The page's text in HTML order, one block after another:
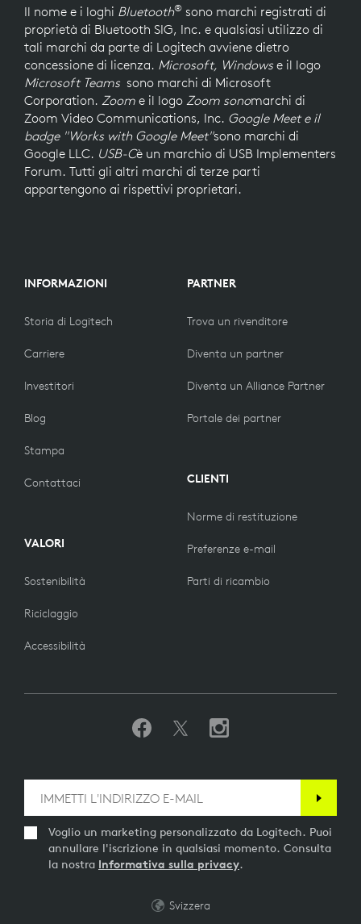
Il nome e i loghi Bluetooth® sono marchi registrati di
proprietà di Bluetooth SIG, Inc. e qualsiasi utilizzo di
tali marchi da parte di Logitech avviene dietro
concessione di licenza. Microsoft, Windowse il logo
Microsoft Teams sono marchi di Microsoft
Corporation. Zoom e il logo Zoom sonomarchi di
Zoom Video Communications, Inc. Google Meet e il
badge "Works with Google Meet"sono marchi di
Google LLC. USB-Cè un marchio di USB Implementers
Forum. Tutti gli altri marchi di terze parti
appartengono ai rispettivi proprietari.
INFORMAZIONI
Storia di Logitech
Carriere
Investitori
Blog
Stampa
Contattaci
VALORI
Sostenibilità
Riciclaggio
Accessibilità
PARTNER
Trova un rivenditore
Diventa un partner
Diventa un Alliance Partner
Portale dei partner
CLIENTI
Norme di restituzione
Preferenze e-mail
Parti di ricambio
Voglio un marketing personalizzato da Logitech. Puoi
annullare l'iscrizione in qualsiasi momento. Consulta
la nostra Informativa sulla privacy.
Svizzera